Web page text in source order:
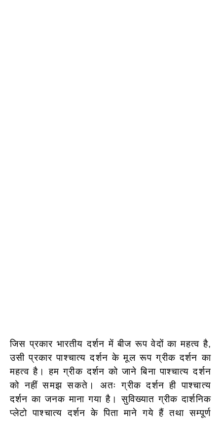
जिस प्रकार भारतीय दर्शन में बीज रूप वेदों का महत्व है,
उसी प्रकार पाश्चात्य दर्शन के मूल रूप ग्रीक दर्शन का
महत्व है। हम ग्रीक दर्शन को जाने बिना पाश्चात्य दर्शन
को नहीं समझ सकते। अतः ग्रीक दर्शन ही पाश्चात्य
दर्शन का जनक माना गया है। सुविख्यात ग्रीक दार्शनिक
प्लेटो पाश्चात्य दर्शन के पिता माने गये हैं तथा सम्पूर्ण